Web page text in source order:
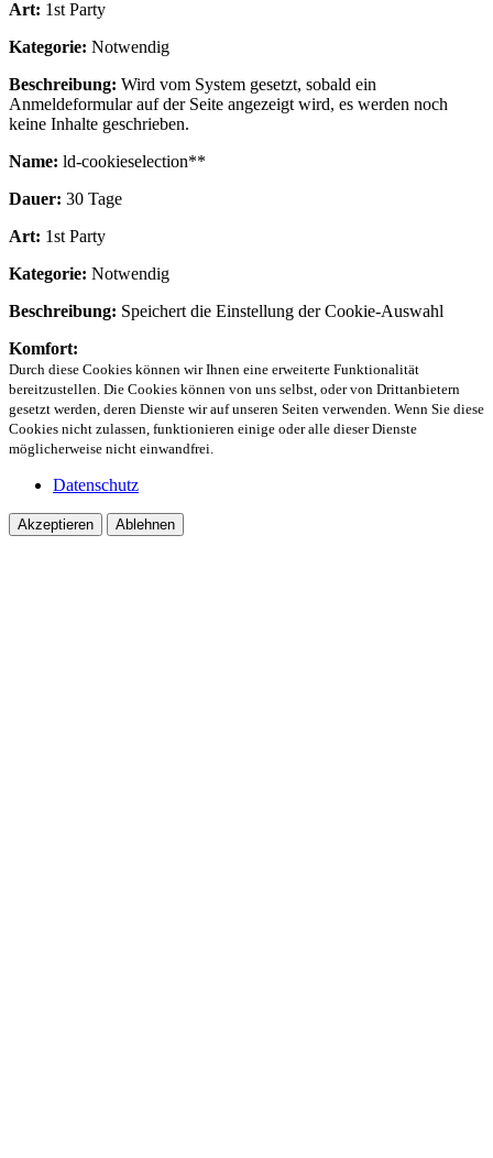
Art: 1st Party
Kategorie: Notwendig
Beschreibung: Wird vom System gesetzt, sobald ein
Anmeldeformular auf der Seite angezeigt wird, es werden noch
keine Inhalte geschrieben.
Name: ld-cookieselection**
Dauer: 30 Tage
Art: 1st Party
Kategorie: Notwendig
Beschreibung: Speichert die Einstellung der Cookie-Auswahl
Komfort:
Durch diese Cookies können wir Ihnen eine erweiterte Funktionalität
bereitzustellen. Die Cookies können von uns selbst, oder von Drittanbietern
gesetzt werden, deren Dienste wir auf unseren Seiten verwenden. Wenn Sie diese
Cookies nicht zulassen, funktionieren einige oder alle dieser Dienste
möglicherweise nicht einwandfrei.
Datenschutz
Akzeptieren Ablehnen